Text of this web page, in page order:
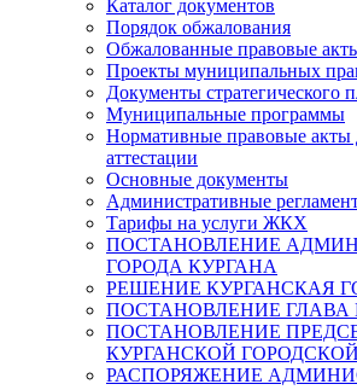
Каталог документов
Порядок обжалования
Обжалованные правовые
Проекты муниципальных
Документы стратегического
Муниципальные программы
Нормативные правовые акты
аттестации
Основные документы
Административные
Тарифы на услуги ЖКХ
ПОСТАНОВЛЕНИЕ
ГОРОДА КУРГАНА
РЕШЕНИЕ КУРГАНСКАЯ
ПОСТАНОВЛЕНИЕ ГЛАВА
ПОСТАНОВЛЕНИЕ
КУРГАНСКОЙ
РАСПОРЯЖЕНИЕ